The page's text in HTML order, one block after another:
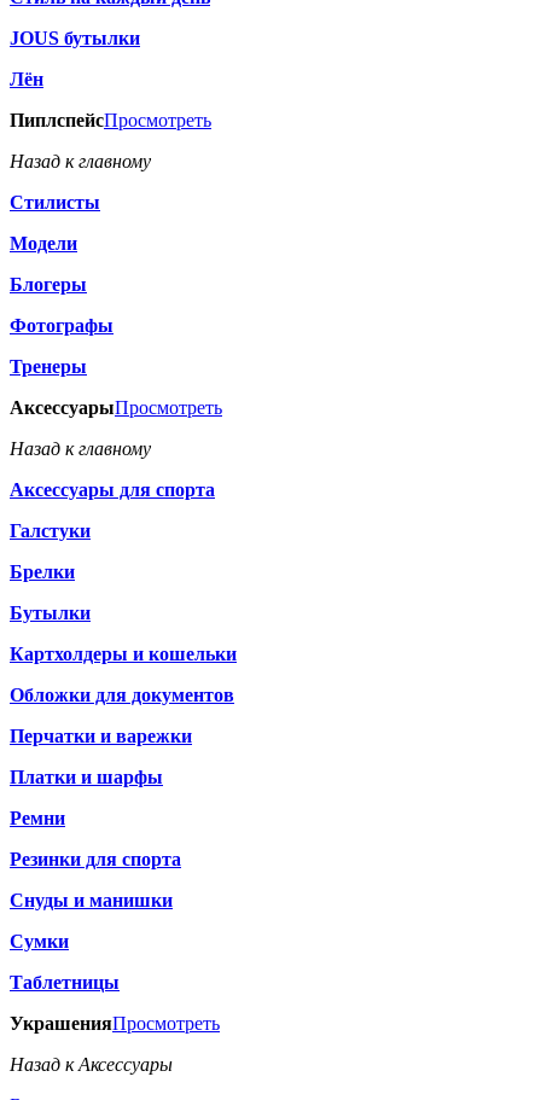
JOUS бутылки
Лён
ПиплспейсПросмотреть
Назад к главному
Стилисты
Модели
Блогеры
Фотографы
Тренеры
АксессуарыПросмотреть
Назад к главному
Аксессуары для спорта
Галстуки
Брелки
Бутылки
Картхолдеры и кошельки
Обложки для документов
Перчатки и варежки
Платки и шарфы
Ремни
Резинки для спорта
Снуды и манишки
Сумки
Таблетницы
УкрашенияПросмотреть
Назад к Аксессуары